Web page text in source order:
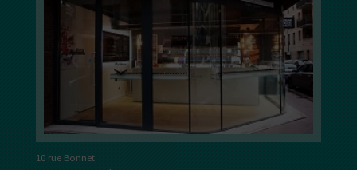
10 rue Bonnet